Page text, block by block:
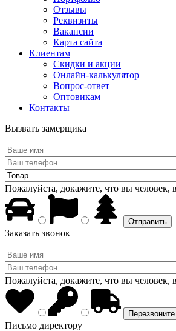
Отзывы
Реквизиты
Вакансии
Карта сайта
Клиентам
Скидки и акции
Онлайн-калькулятор
Вопрос-ответ
Оптовикам
Контакты
Вызвать замерщика
Пожалуйста, докажите, что вы человек,
Заказать звонок
Пожалуйста, докажите, что вы человек,
Письмо директору